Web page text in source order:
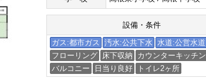
設備・条件
ガス:都市ガス
汚水:公共下水 水道:公営水道
フローリング 床下収納
カウンターキッチン
バルコニー
日当り良好 トイレ2ヶ所